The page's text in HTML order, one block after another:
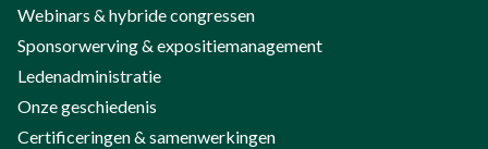
Webinars & hybride congressen
Sponsorwerving & expositiemanagement
Ledenadministratie
Onze geschiedenis
Certificeringen & samenwerkingen